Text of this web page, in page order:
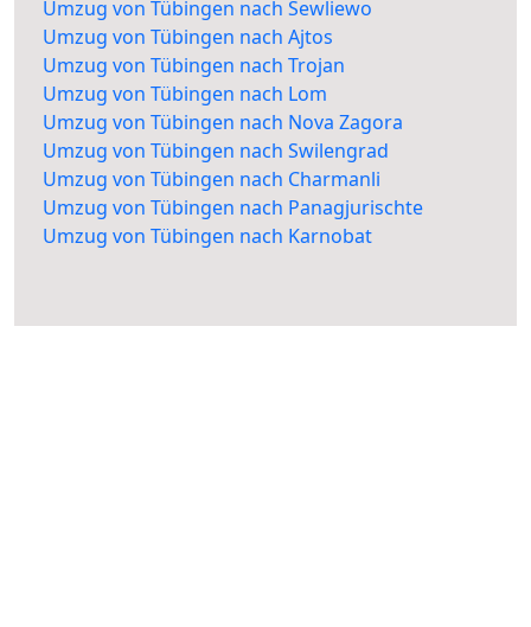
Umzug von Tübingen nach Sewliewo
Umzug von Tübingen nach Ajtos
Umzug von Tübingen nach Trojan
Umzug von Tübingen nach Lom
Umzug von Tübingen nach Nova Zagora
Umzug von Tübingen nach Swilengrad
Umzug von Tübingen nach Charmanli
Umzug von Tübingen nach Panagjurischte
Umzug von Tübingen nach Karnobat